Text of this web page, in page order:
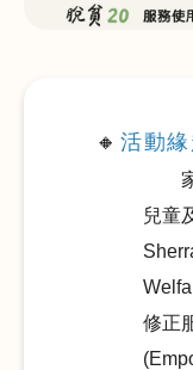
🔸 活動緣
家
兒童
修正